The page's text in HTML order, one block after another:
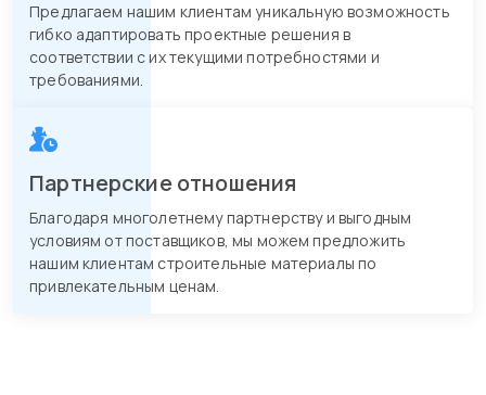
Предлагаем нашим клиентам уникальную возможность
гибко адаптировать проектные решения в
соответствии с их текущими потребностями и
требованиями.
Партнерские отношения
Благодаря многолетнему партнерству и выгодным
условиям от поставщиков, мы можем предложить
нашим клиентам строительные материалы по
привлекательным ценам.